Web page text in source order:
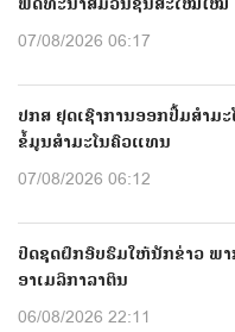
07/08/2026 06:17
ປກສ ຢຸດເຊົາການອອກປື້ມສຳມ
ຂໍ້ມູນສຳມະໂນຄົວແທນ
07/08/2026 06:12
ປີດຊຸດຝຶກອົບຮົມໃຫ້ນັກຂ່າວ ພ
ອາເມລິກາລາຕິນ
06/08/2026 22:11